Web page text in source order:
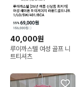
40,000원
루이까스텔 여성 골프 니
트티셔츠